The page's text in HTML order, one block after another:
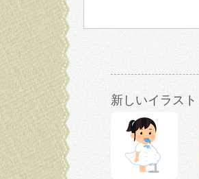
新しいイラスト